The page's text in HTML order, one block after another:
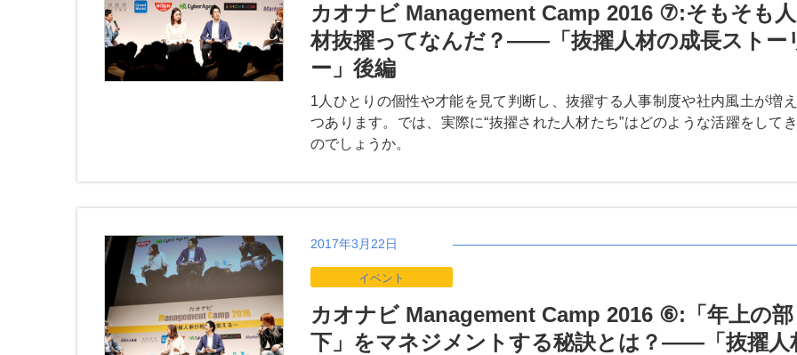
カオナビ Management Camp 2016 ⑦:そもそも人
材抜擢ってなんだ？――「抜擢人材の成長ストー
ー」後編
1人ひとりの個性や才能を見て判断し、抜擢する人事制度や社内風土が増
つあります。では、実際に“抜擢された人材たち”はどのような活躍をして
のでしょうか。
2017年3月22日
イベント
カオナビ Management Camp 2016 ⑥:「年上の部
下」をマネジメントする秘訣とは？――「抜擢人